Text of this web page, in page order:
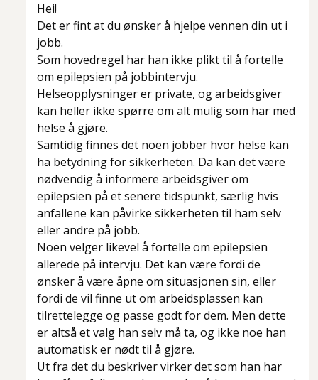
Hei!
Det er fint at du ønsker å hjelpe vennen din ut i
jobb.
Som hovedregel har han ikke plikt til å fortelle
om epilepsien på jobbintervju.
Helseopplysninger er private, og arbeidsgiver
kan heller ikke spørre om alt mulig som har med
helse å gjøre.
Samtidig finnes det noen jobber hvor helse kan
ha betydning for sikkerheten. Da kan det være
nødvendig å informere arbeidsgiver om
epilepsien på et senere tidspunkt, særlig hvis
anfallene kan påvirke sikkerheten til ham selv
eller andre på jobb.
Noen velger likevel å fortelle om epilepsien
allerede på intervju. Det kan være fordi de
ønsker å være åpne om situasjonen sin, eller
fordi de vil finne ut om arbeidsplassen kan
tilrettelegge og passe godt for dem. Men dette
er altså et valg han selv må ta, og ikke noe han
automatisk er nødt til å gjøre.
Ut fra det du beskriver virker det som han har